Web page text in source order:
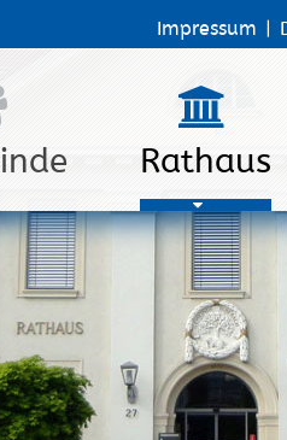
Impressum
Rathaus